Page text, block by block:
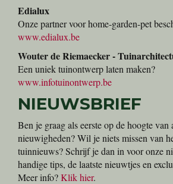
Edialux
Onze partner voor home-garden-pet
www.edialux.be
Wouter de Riemaecker -
Een uniek tuinontwerp laten maken?
www.infotuinontwerp.be
NIEUWSBRIEF
Ben je graag als eerste op de hoogte van
nieuwigheden? Wil je niets missen van
tuinnieuws? Schrijf je dan in voor onze
handige tips, de laatste nieuwtjes en
Meer info?Klik hier.